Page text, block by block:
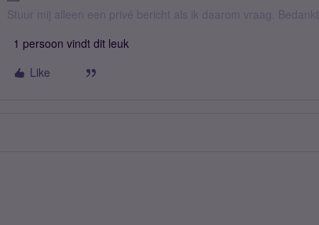
Stuur mij alleen een privé bericht als ik daarom vraag. Bedankt!
1 persoon vindt dit leuk
Like